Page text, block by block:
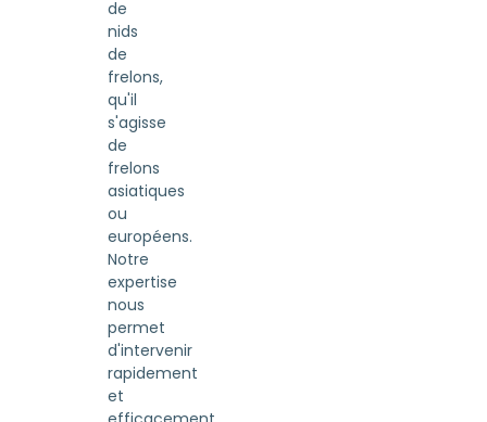
de
nids
de
frelons,
qu'il
s'agisse
de
frelons
asiatiques
ou
européens.
Notre
expertise
nous
permet
d'intervenir
rapidement
et